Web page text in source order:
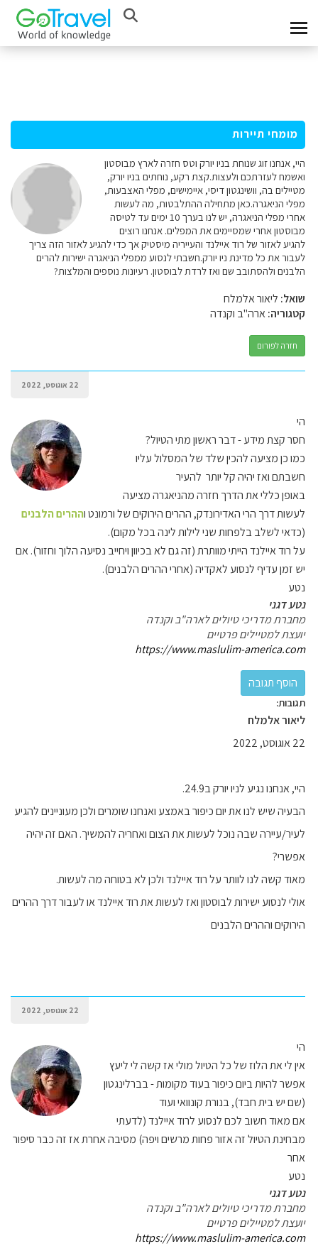
מומחי תיירות
היי, אנחנו זוג שנוחת בניו יורק וטס חזרה לארץ מבוסטון
ואשמח לעזרתכם ולעצות.קצת רקע, נוחתים בניו יורק,
מטיילים בה, וושינגטון דיסי, איימישים, מפלי האצבעות,
מפלי הניאגרה.כאן מתחילה ההתלבטות, מה לעשות
אחרי מפלי הניאגרה, יש לנו בערך 10 ימים עד לטיסה
מבוסטון אחרי שמסיימים את המפלים. אנחנו רוצים
להגיע לאזור של רוד איילנד והעייריה מיסטיק אך כדי להגיע לאזור הזה צריך
לעבור את כל מדינת ניו יורק.חשבתי לנסוע ממפלי הניאגרה ישירות להרים
הלבנים ולהסתובב שם ואז לרדת לבוסטון. רעיונות נוספים והמלצות?
שואל: ליאור אלמלח
קטגוריה:ארה"ב וקנדה
חזרה לפורום
22 אוגוסט, 2022
הי
חסר קצת מידע - דבר ראשון מתי הטיול?
כמו כן מציעה להכין שלד של המסלול עליו
חשבתם ואז יהיה קל יותר להעיר
באופן כללי את הדרך חזרה מהניאגרה מציעה
לעשות דרך הרי האדירונדק, ההרים הירוקים של ורמונט וההרים הלבנים
(כדאי לשלב בלפחות שני לילות לינה בכל מקום).
על רוד איילנד הייתי מוותרת (זה גם לא בכיוון ויחייב נסיעה הלוך וחזור). אם
יש זמן עדיף לנסוע לאקדיה (אחרי ההרים הלבנים).
נטע
נטע דגני
מחברת מדריכי טיולים לארה"ב וקנדה
יועצת למטיילים פרטיים
https://www.maslulim-america.com
תגובות:
ליאור אלמלח
22 אוגוסט, 2022
היי, אנחנו נגיע לניו יורק ב24.9.
הבעיה שיש לנו את יום כיפור באמצע ואנחנו שומרים ולכן מעוניינים להגיע
לעיר/עיירה שבה נוכל לעשות את הצום ואחריה להמשיך. האם זה יהיה
אפשרי?
מאוד קשה לנו לוותר על רוד איילנד ולכן לא בטוחה מה לעשות.
אולי לנסוע ישירות לבוסטון ואז לעשות את רוד איילנד או לעבור דרך ההרים
הירוקים וההרים הלבנים
22 אוגוסט, 2022
הי
אין לי את הלוז של כל הטיול מולי אז קשה לי ליעץ
אפשר להיות ביום כיפור בעוד מקומות - בברלינגטון
(שם יש בית חבד), בנורת קונוואי ועוד
אם מאוד חשוב לכם לנסוע לרוד איילנד (לדעתי
מבחינת הטיול זה אזור פחות מרשים ויפה) מסיבה אחרת אז זה כבר סיפור
אחר
נטע
נטע דגני
מחברת מדריכי טיולים לארה"ב וקנדה
יועצת למטיילים פרטיים
https://www.maslulim-america.com